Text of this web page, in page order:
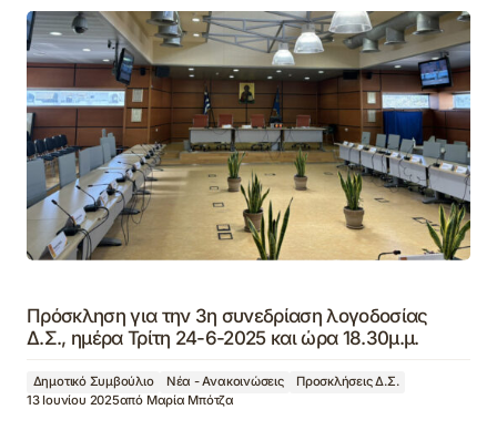
Πρόσκληση για την 3η συνεδρίαση λογοδοσίας
Δ.Σ., ημέρα Τρίτη 24-6-2025 και ώρα 18.30μ.μ.
Δημοτικό Συμβούλιο Νέα - Ανακοινώσεις
Προσκλήσεις Δ.Σ.
13 Ιουνίου 2025από Μαρία Μπότζα